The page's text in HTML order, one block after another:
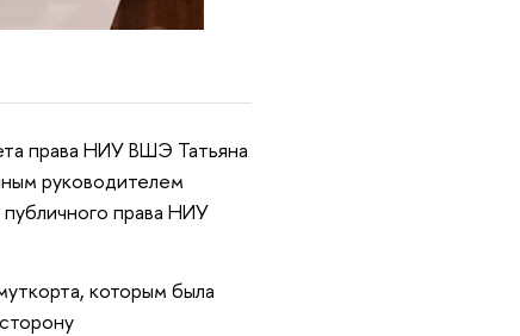
права НИУ ВШЭ Татьяна
руководителем
права НИУ
которым была